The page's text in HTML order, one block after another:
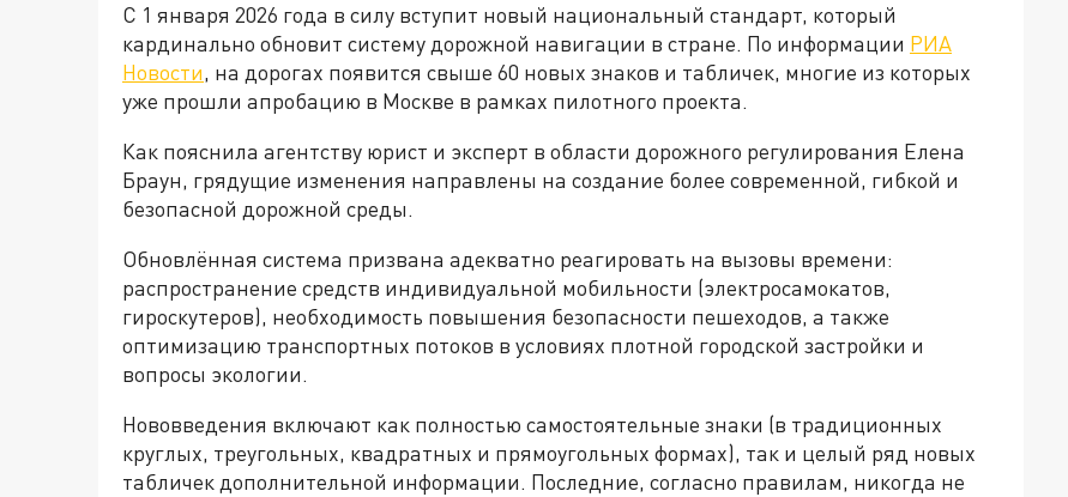
С 1 января 2026 года в силу вступит новый национальный стандарт, который
кардинально обновит систему дорожной навигации в стране. По информации РИА
Новости, на дорогах появится свыше 60 новых знаков и табличек, многие из которых
уже прошли апробацию в Москве в рамках пилотного проекта.
Как пояснила агентству юрист и эксперт в области дорожного регулирования Елена
Браун, грядущие изменения направлены на создание более современной, гибкой и
безопасной дорожной среды.
Обновлённая система призвана адекватно реагировать на вызовы времени:
распространение средств индивидуальной мобильности (электросамокатов,
гироскутеров), необходимость повышения безопасности пешеходов, а также
оптимизацию транспортных потоков в условиях плотной городской застройки и
вопросы экологии.
Нововведения включают как полностью самостоятельные знаки (в традиционных
круглых, треугольных, квадратных и прямоугольных формах), так и целый ряд новых
табличек дополнительной информации. Последние, согласно правилам, никогда не